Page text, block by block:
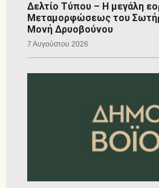
Δελτίο Τύπου – Η μεγάλη
Μεταμορφώσεως του
Μονή Δρυοβούνου
7 Αυγούστου 2026